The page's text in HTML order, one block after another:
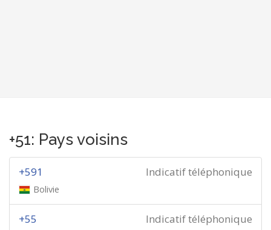
+51: Pays voisins
Indicatif téléphonique
+591
Bolivie
Indicatif téléphonique
+55